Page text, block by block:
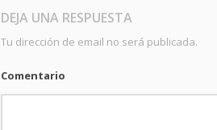
DEJA UNA RESPUESTA
Tu dirección de email no será publicada.
Comentario